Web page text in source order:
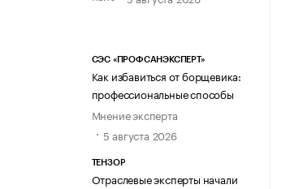
СЭС «ПРОФСАНЭКСПЕРТ»
Как избавиться от борщевика:
профессиональные способы
Мнение эксперта
5 августа 2026
ТЕНЗОР
Отраслевые эксперты начали